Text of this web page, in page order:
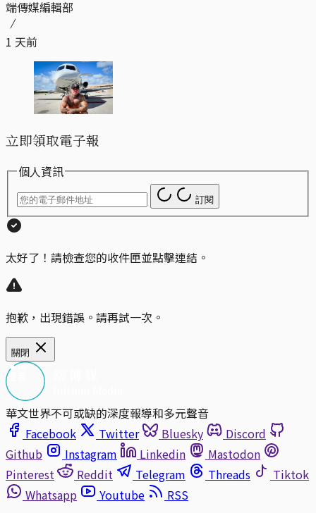
端傳媒編輯部
1 天前
立即領取電子報
個人資訊
訂閱
太好了！請檢查您的收件匣並點擊連結。
抱歉，出現錯誤。請再試一次。
關閉
華文世界不可或缺的深度報導和多元聲音
Facebook
Twitter Bluesky
Discord
Github
Instagram Linkedin
Mastodon
Pinterest
Reddit Telegram Threads
Tiktok
Whatsapp
Youtube
RSS